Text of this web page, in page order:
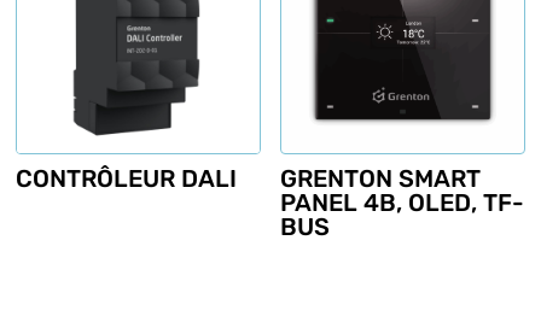
CONTRÔLEUR DALI
GRENTON SMART
PANEL 4B, OLED, TF-
BUS